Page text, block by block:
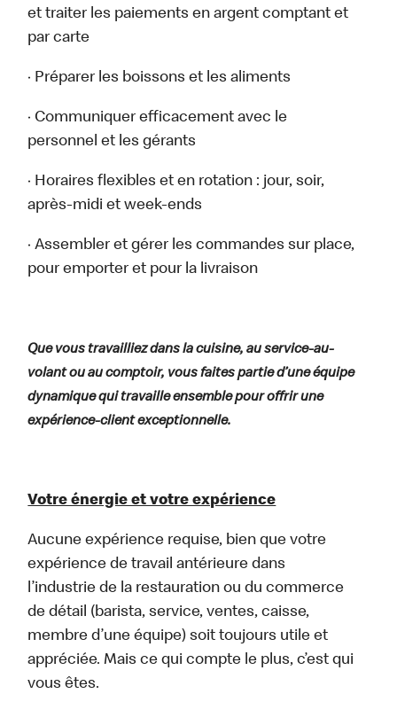
et traiter les paiements en argent comptant et
par carte
· Préparer les boissons et les aliments
· Communiquer efficacement avec le
personnel et les gérants
· Horaires flexibles et en rotation : jour, soir,
après-midi et week-ends
· Assembler et gérer les commandes sur place,
pour emporter et pour la livraison
Que vous travailliez dans la cuisine, au service-au-
volant ou au comptoir, vous faites partie d’une équipe
dynamique qui travaille ensemble pour offrir une
expérience-client exceptionnelle.
Votre énergie et votre expérience
Aucune expérience requise, bien que votre
expérience de travail antérieure dans
l’industrie de la restauration ou du commerce
de détail (barista, service, ventes, caisse,
membre d’une équipe) soit toujours utile et
appréciée. Mais ce qui compte le plus, c’est qui
vous êtes.